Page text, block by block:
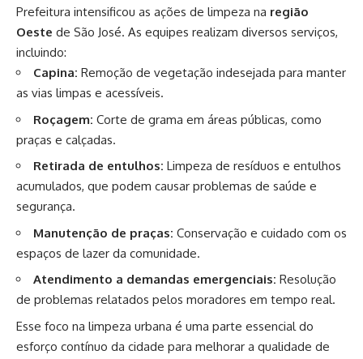
Prefeitura intensificou as ações de limpeza na região
Oeste de São José. As equipes realizam diversos serviços,
incluindo:
Capina: Remoção de vegetação indesejada para manter
as vias limpas e acessíveis.
Roçagem: Corte de grama em áreas públicas, como
praças e calçadas.
Retirada de entulhos: Limpeza de resíduos e entulhos
acumulados, que podem causar problemas de saúde e
segurança.
Manutenção de praças: Conservação e cuidado com os
espaços de lazer da comunidade.
Atendimento a demandas emergenciais: Resolução
de problemas relatados pelos moradores em tempo real.
Esse foco na limpeza urbana é uma parte essencial do
esforço contínuo da cidade para melhorar a qualidade de